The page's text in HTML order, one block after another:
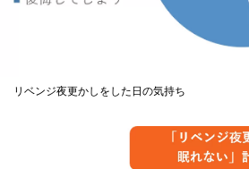
リベンジ夜更かしをした日の気持ち